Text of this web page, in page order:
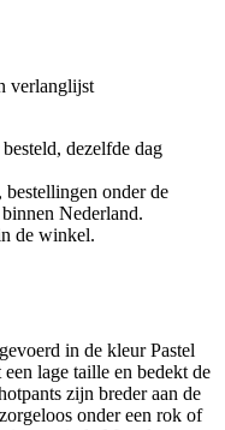
verlanglijst
dezelfde dag
onder de
Nederland.
de winkel.
in de kleur Pastel
lage taille en bedekt de
zijn breder aan de
onder een rok of